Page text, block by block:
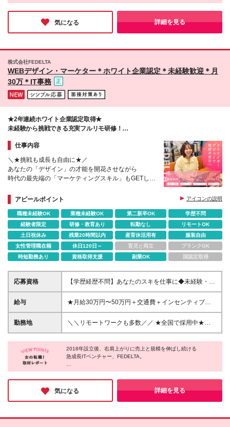
うです。しかも女性比率が多く、有給の完全消化もできるなど働
きやすさもバツグン。ぜひ同社で働きがいや満足できる環境を手
に入れてはいかがでしょうか。
気になる 詳細を見る
株式会社FEDELTA
WEBデザイン・マーケター＊ホワイト企業認定＊未経験歓迎＊月
30万＊IT事務
★2年連続ホワイト企業認定取得★
未経験から挑戦できる充実フルリモ研修！
仕事内容
＼★挑戦も成⻑も⾃由に★／
あなたの「デザイン」の才能を開花させながら
時代の最先端の「マーケティングスキル」もGETしま
＃WEBデザイン
＃SNSマーケティング
＃動画編集
＃AI生成
＃アプリ開発
アピールポイント アイコンの説明
職種未経験OK 業種未経験OK 第二新卒OK
学歴不問
経験者限定
研修・教育あり 転勤なし
リモートOK
土日祝休み
残業20時間以内 産育休活用有
服装自由
女性管理職在籍
休日120日～ 育児と両立
ブランクOK
時短勤務あり
資格取得支援 副業OK 国認定取得
応募資格
【学歴経歴不問】あなたのスキを仕事に◆未経験・第
二新卒歓迎 ◆物件サポート制度で初めての上京も応
援♪20代活躍中！ 80％以上が未経験！ 制作の経験は
験歓迎 ★第二新卒歓迎 ★異業種からの入社メンバー
95％以上 ★学歴・経験不問 ★主夫・主婦も活躍中 ★
ど ※基礎的PCスキルがある方は尚歓迎 「新しいこと
に挑戦したい」 「動画クリエイター・デザイナーと
して基礎から学びたい」 「ゆくゆくはマーケターを
を そのまま当社にぶつけてください！ 万全の体制で
お待ちしております♪
給与
★⽉給30万円〜50万円＋交通費＋インセンティブ賞
与★ （20時間の固定残業代、⼀律⽉54,750円を含
む） ※固定残業代超過分は支給いたします。 ※経験・
県の⽅】 ⽉給24万円〜50万円＋役職⼿当＋インセン
ティブ賞与 （固定残業代含む︓20時間分30,900円）
【関⻄、東海の⽅】 ⽉給22万円〜50万円＋役職⼿当
北海道、その他地域の⽅】 ⽉給20万円〜50万円＋役
職⼿当＋インセンティブ賞与 （固定残業代含む︓20
勤務地
＼＼リモートワークも多数／／ ★全国で採⽤中★
【転勤なし／希望を考慮】 ⼀都三県、群⾺、関⻄、
九州、東海、東北 就業時は上記エリアにて会社が指
定する プロジェクト先での勤務となります。 ＼北海
道エリアも近々進出予定︕／ ★リモートワーク実施
★Ｕ＆Ｉターン歓迎 ★引越しや上京される⽅へ引越
しサポートもあり︕ ┗オンラインで簡単に新居を内
2018年設立後、右肩上がりに売上と規模を伸ばし続ける
急成長ITベンチャー、FEDELTA。
同社の魅力は、圧倒的な成長と手厚い待遇を兼ね備えているとこ
ろ。
給与を貰いながら、Web知識や動画編集スキルをゼロから学べる
研修をはじめ、
『人』にフォーカスしているからこそ、ワークライフバランスも
気になる 詳細を見る